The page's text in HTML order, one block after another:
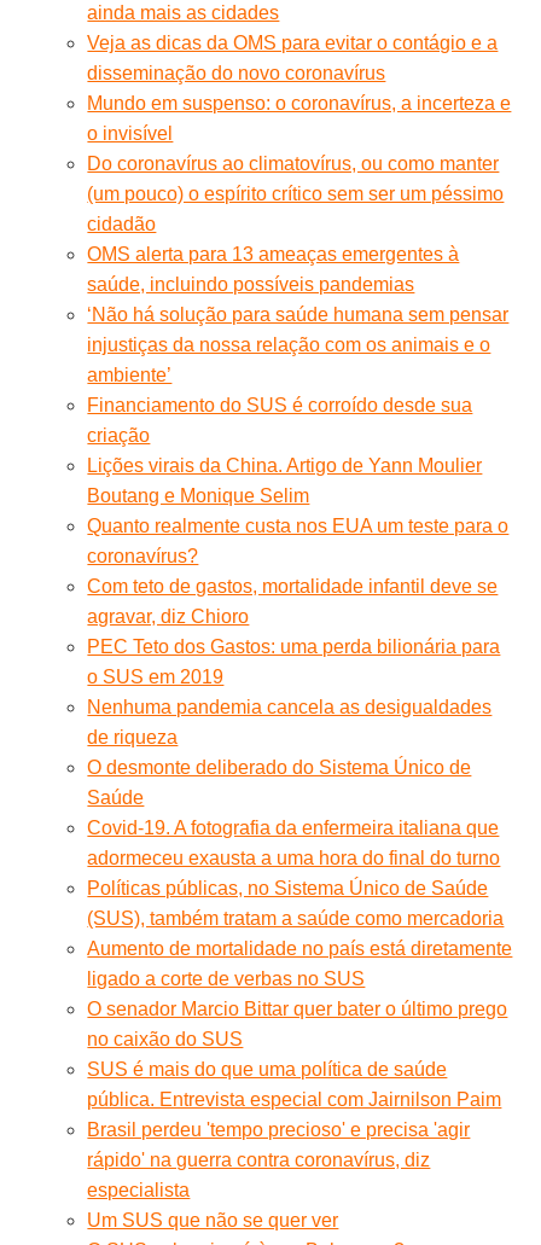
ainda mais as cidades
Veja as dicas da OMS para evitar o contágio e a
disseminação do novo coronavírus
Mundo em suspenso: o coronavírus, a incerteza e
o invisível
Do coronavírus ao climatovírus, ou como manter
(um pouco) o espírito crítico sem ser um péssimo
cidadão
OMS alerta para 13 ameaças emergentes à
saúde, incluindo possíveis pandemias
‘Não há solução para saúde humana sem pensar
injustiças da nossa relação com os animais e o
ambiente’
Financiamento do SUS é corroído desde sua
criação
Lições virais da China. Artigo de Yann Moulier
Boutang e Monique Selim
Quanto realmente custa nos EUA um teste para o
coronavírus?
Com teto de gastos, mortalidade infantil deve se
agravar, diz Chioro
PEC Teto dos Gastos: uma perda bilionária para
o SUS em 2019
Nenhuma pandemia cancela as desigualdades
de riqueza
O desmonte deliberado do Sistema Único de
Saúde
Covid-19. A fotografia da enfermeira italiana que
adormeceu exausta a uma hora do final do turno
Políticas públicas, no Sistema Único de Saúde
(SUS), também tratam a saúde como mercadoria
Aumento de mortalidade no país está diretamente
ligado a corte de verbas no SUS
O senador Marcio Bittar quer bater o último prego
no caixão do SUS
SUS é mais do que uma política de saúde
pública. Entrevista especial com Jairnilson Paim
Brasil perdeu 'tempo precioso' e precisa 'agir
rápido' na guerra contra coronavírus, diz
especialista
Um SUS que não se quer ver